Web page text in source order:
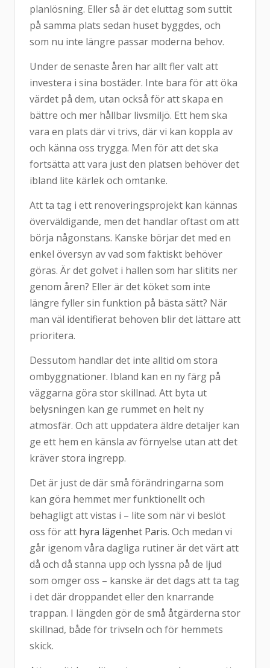
planlösning. Eller så är det eluttag som suttit
på samma plats sedan huset byggdes, och
som nu inte längre passar moderna behov.
Under de senaste åren har allt fler valt att
investera i sina bostäder. Inte bara för att öka
värdet på dem, utan också för att skapa en
bättre och mer hållbar livsmiljö. Ett hem ska
vara en plats där vi trivs, där vi kan koppla av
och känna oss trygga. Men för att det ska
fortsätta att vara just den platsen behöver det
ibland lite kärlek och omtanke.
Att ta tag i ett renoveringsprojekt kan kännas
överväldigande, men det handlar oftast om att
börja någonstans. Kanske börjar det med en
enkel översyn av vad som faktiskt behöver
göras. Är det golvet i hallen som har slitits ner
genom åren? Eller är det köket som inte
längre fyller sin funktion på bästa sätt? När
man väl identifierat behoven blir det lättare att
prioritera.
Dessutom handlar det inte alltid om stora
ombyggnationer. Ibland kan en ny färg på
väggarna göra stor skillnad. Att byta ut
belysningen kan ge rummet en helt ny
atmosfär. Och att uppdatera äldre detaljer kan
ge ett hem en känsla av förnyelse utan att det
kräver stora ingrepp.
Det är just de där små förändringarna som
kan göra hemmet mer funktionellt och
behagligt att vistas i – lite som när vi beslöt
oss för att hyra lägenhet Paris. Och medan vi
går igenom våra dagliga rutiner är det värt att
då och då stanna upp och lyssna på de ljud
som omger oss – kanske är det dags att ta tag
i det där droppandet eller den knarrande
trappan. I längden gör de små åtgärderna stor
skillnad, både för trivseln och för hemmets
skick.